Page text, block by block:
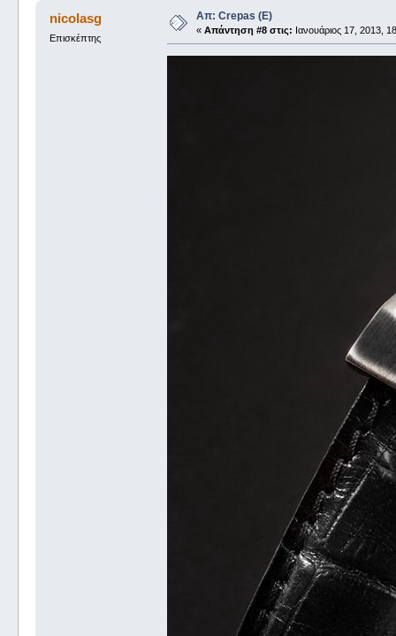
nicolasg
Επισκέπτης
Απ: Crepas (E)
« Απάντηση #8 στις: Ιανουάριος 17, 2013,